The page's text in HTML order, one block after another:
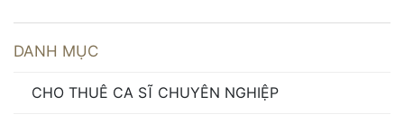
DANH MỤC
CHO THUÊ CA SĨ CHUYÊN NGHIỆP